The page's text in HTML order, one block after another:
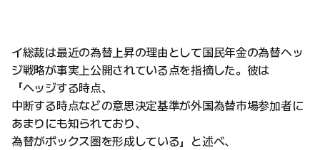
イ総裁は最近の為替上昇の理由として国民年金の為替ヘッ
ジ戦略が事実上公開されている点を指摘した。彼は
「ヘッジする時点、
中断する時点などの意思決定基準が外国為替市場参加者に
あまりにも知られており、
為替がボックス圏を形成している」と述べ、